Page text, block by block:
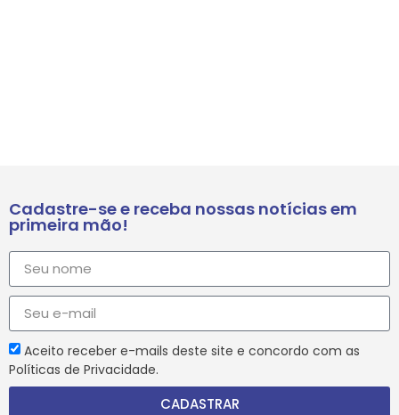
Cadastre-se e receba nossas notícias em
primeira mão!
Aceito receber e-mails deste site e concordo com as
Políticas de Privacidade.
CADASTRAR